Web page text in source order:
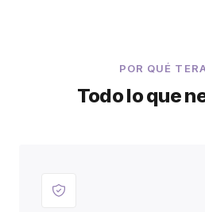
POR QUÉ
Todo lo que